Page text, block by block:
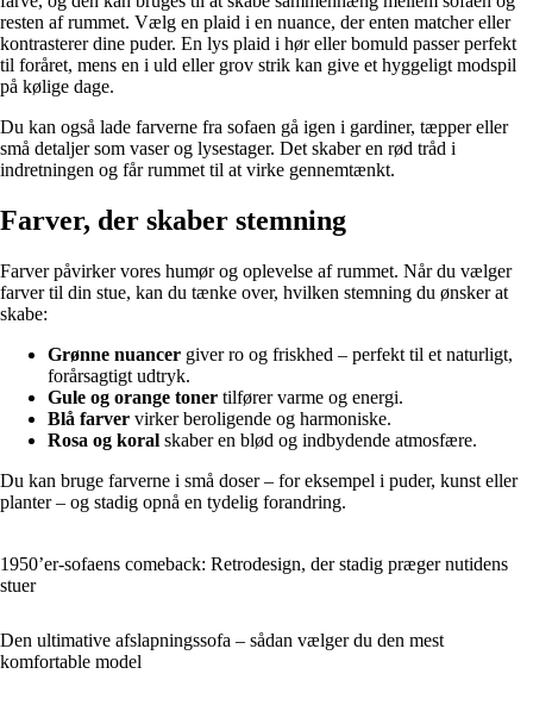
resten af rummet. Vælg en plaid i en nuance, der enten matcher eller
kontrasterer dine puder. En lys plaid i hør eller bomuld passer perfekt
til foråret, mens en i uld eller grov strik kan give et hyggeligt modspil
på kølige dage.
Du kan også lade farverne fra sofaen gå igen i gardiner, tæpper eller
små detaljer som vaser og lysestager. Det skaber en rød tråd i
indretningen og får rummet til at virke gennemtænkt.
Farver, der skaber stemning
Farver påvirker vores humør og oplevelse af rummet. Når du vælger
farver til din stue, kan du tænke over, hvilken stemning du ønsker at
skabe:
Grønne nuancer giver ro og friskhed – perfekt til et naturligt,
forårsagtigt udtryk.
Gule og orange toner tilfører varme og energi.
Blå farver virker beroligende og harmoniske.
Rosa og koral skaber en blød og indbydende atmosfære.
Du kan bruge farverne i små doser – for eksempel i puder, kunst eller
planter – og stadig opnå en tydelig forandring.
1950’er-sofaens comeback: Retrodesign, der stadig præger nutidens
stuer
Den ultimative afslapningssofa – sådan vælger du den mest
komfortable model